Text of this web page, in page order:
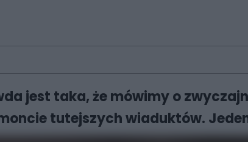
jest taka, że mówimy o
tutejszych wiaduktów.